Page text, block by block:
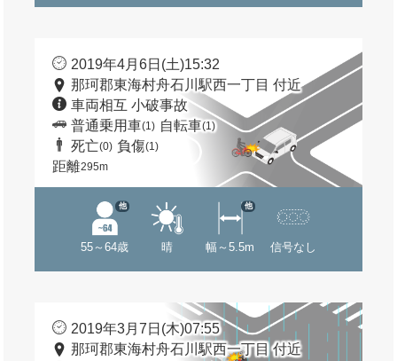
2019年4月6日(土)15:32
那珂郡東海村舟石川駅西一丁目 付近
車両相互 小破事故
普通乗用車(1) 自転車(1)
死亡(0) 負傷(1)
距離295m
55～64歳
他
晴 幅～5.5m
他
信号なし
2019年3月7日(木)07:55
那珂郡東海村舟石川駅西一丁目 付近